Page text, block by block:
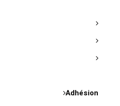
Adhésion